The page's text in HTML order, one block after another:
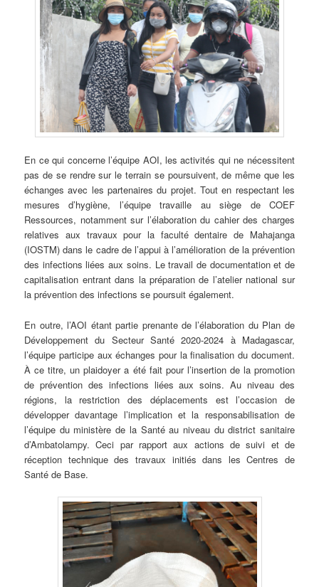
En ce qui concerne l’équipe AOI, les activités qui ne nécessitent
pas de se rendre sur le terrain se poursuivent, de même que les
échanges avec les partenaires du projet. Tout en respectant les
mesures d’hygiène, l’équipe travaille au siège de COEF
Ressources, notamment sur l’élaboration du cahier des charges
relatives aux travaux pour la faculté dentaire de Mahajanga
(IOSTM) dans le cadre de l’appui à l’amélioration de la prévention
des infections liées aux soins. Le travail de documentation et de
capitalisation entrant dans la préparation de l’atelier national sur
la prévention des infections se poursuit également.
En outre, l’AOI étant partie prenante de l’élaboration du Plan de
Développement du Secteur Santé 2020-2024 à Madagascar,
l’équipe participe aux échanges pour la finalisation du document.
À ce titre, un plaidoyer a été fait pour l’insertion de la promotion
de prévention des infections liées aux soins. Au niveau des
régions, la restriction des déplacements est l’occasion de
développer davantage l’implication et la responsabilisation de
l’équipe du ministère de la Santé au niveau du district sanitaire
d’Ambatolampy. Ceci par rapport aux actions de suivi et de
réception technique des travaux initiés dans les Centres de
Santé de Base.